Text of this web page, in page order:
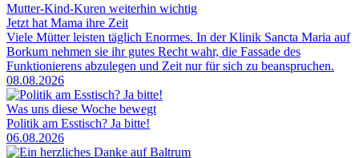
Mutter-Kind-Kuren weiterhin wichtig
Jetzt hat Mama ihre Zeit
Viele Mütter leisten täglich Enormes. In der Klinik Sancta Maria auf
Borkum nehmen sie ihr gutes Recht wahr, die Fassade des
Funktionierens abzulegen und Zeit nur für sich zu beanspruchen.
08.08.2026
Was uns diese Woche bewegt
Politik am Esstisch? Ja bitte!
06.08.2026